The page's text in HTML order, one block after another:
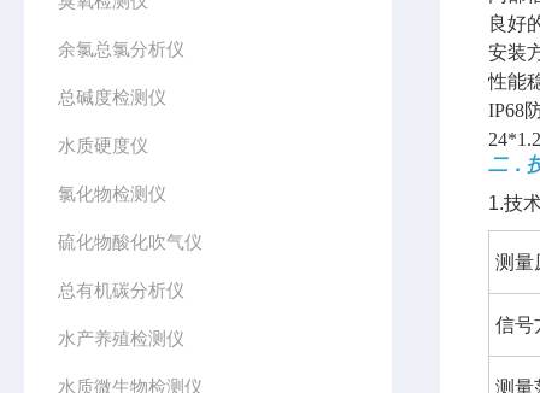
余氯总氯分析仪
总碱度检测仪
水质硬度仪
氯化物检测仪
硫化物酸化吹气仪
总有机碳分析仪
水产养殖检测仪
水质微生物检测仪
良好
安装
性能
IP68
二．
1.技
测量
信号
测量